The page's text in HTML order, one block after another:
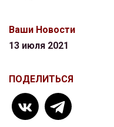
Ваши Новости
13 июля 2021
ПОДЕЛИТЬСЯ